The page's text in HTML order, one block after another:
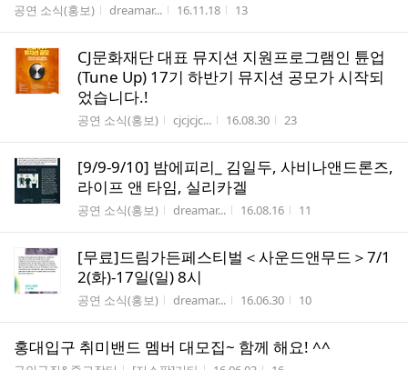
게시판명
공연 소식(홍보) 작성자
dreamar... 작성시간
16.11.18 조회수
13
CJ문화재단 대표 뮤지션 지원프로그램인 튠업
(Tune Up) 17기 하반기 뮤지션 공모가 시작되
었습니다.!
게시판명
공연 소식(홍보) 작성자
cjcjcjc... 작성시간
16.08.30 조회수
23
[9/9-9/10] 밤에피리_ 김일두, 사비나앤드론즈,
라이프 앤 타임, 실리카겔
게시판명
공연 소식(홍보) 작성자
dreamar... 작성시간
16.08.16 조회수
11
[무료]드림가든페스티벌＜사운드앤무드＞7/1
2(화)-17일(일) 8시
게시판명
공연 소식(홍보) 작성자
dreamar... 작성시간
16.06.30 조회수
10
홍대입구 취미밴드 멤버 대모집~ 함께 해요! ^^